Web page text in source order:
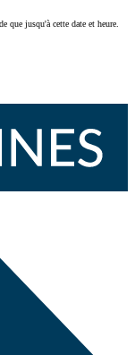
que jusqu'à cette date et heure.